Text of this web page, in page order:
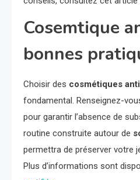
Cosemtique
bonnes
Choisir des cosmétiques
fondamental. Renseignez-
pour garantir l’absence de
routine construite autour de
permettra de préserver votre
Plus d’informations sont